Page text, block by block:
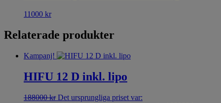
11000 kr
Relaterade produkter
Kampanj!
HIFU 12 D inkl. lipo
188000kr Det ursprungliga priset var: